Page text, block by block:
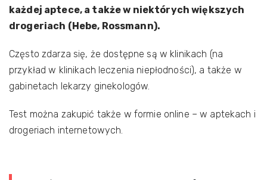
każdej aptece, a także w niektórych większych
drogeriach (Hebe, Rossmann).
Często zdarza się, że dostępne są w klinikach (na
przykład w klinikach leczenia niepłodności), a także w
gabinetach lekarzy ginekologów.
Test można zakupić także w formie online – w aptekach i
drogeriach internetowych.